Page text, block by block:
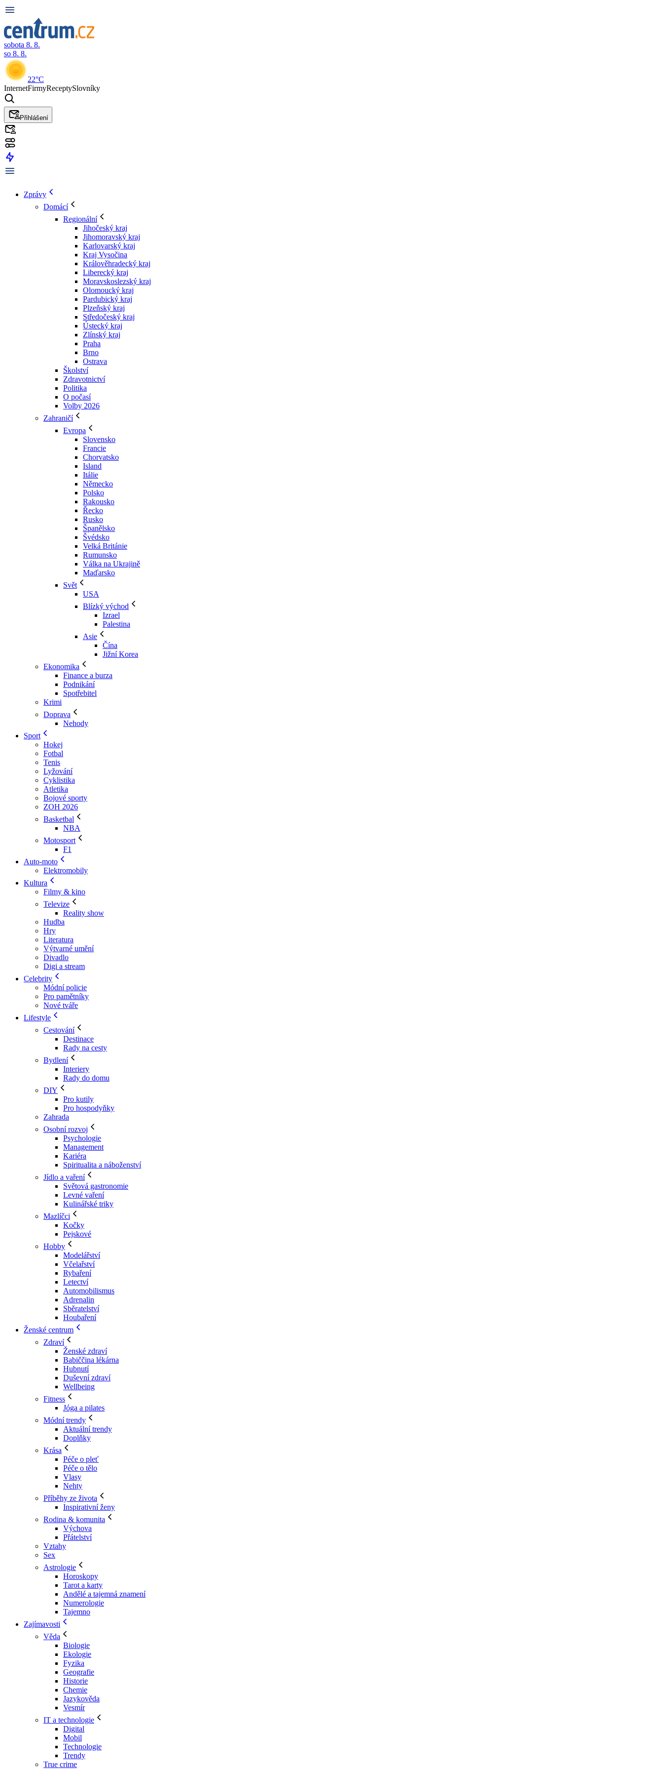
sobota 8. 8.
so 8. 8.
22°C
InternetFirmyReceptySlovníky
Přihlášení
Zprávy
Domácí
Regionální
Jihočeský kraj
Jihomoravský kraj
Karlovarský kraj
Kraj Vysočina
Králověhradecký kraj
Liberecký kraj
Moravskoslezský kraj
Olomoucký kraj
Pardubický kraj
Plzeňský kraj
Středočeský kraj
Ústecký kraj
Zlínský kraj
Praha
Brno
Ostrava
Školství
Zdravotnictví
Politika
O počasí
Volby 2026
Zahraničí
Evropa
Slovensko
Francie
Chorvatsko
Island
Itálie
Německo
Polsko
Rakousko
Řecko
Rusko
Španělsko
Švédsko
Velká Británie
Rumunsko
Válka na Ukrajině
Maďarsko
Svět
USA
Blízký východ
Izrael
Palestina
Asie
Čína
Jižní Korea
Ekonomika
Finance a burza
Podnikání
Spotřebitel
Krimi
Doprava
Nehody
Sport
Hokej
Fotbal
Tenis
Lyžování
Cyklistika
Atletika
Bojové sporty
ZOH 2026
Basketbal
NBA
Motosport
F1
Auto-moto
Elektromobily
Kultura
Filmy & kino
Televize
Reality show
Hudba
Hry
Literatura
Výtvarné umění
Divadlo
Digi a stream
Celebrity
Módní policie
Pro pamětníky
Nové tváře
Lifestyle
Cestování
Destinace
Rady na cesty
Bydlení
Interiery
Rady do domu
DIY
Pro kutily
Pro hospodyňky
Zahrada
Osobní rozvoj
Psychologie
Management
Kariéra
Spiritualita a náboženství
Jídlo a vaření
Světová gastronomie
Levné vaření
Kulinářské triky
Mazlíčci
Kočky
Pejskové
Hobby
Modelářství
Včelařství
Rybaření
Letectví
Automobilismus
Adrenalin
Sběratelství
Houbaření
Ženské centrum
Zdraví
Ženské zdraví
Babiččina lékárna
Hubnutí
Duševní zdraví
Wellbeing
Fitness
Jóga a pilates
Módní trendy
Aktuální trendy
Doplňky
Krása
Péče o pleť
Péče o tělo
Vlasy
Nehty
Příběhy ze života
Inspirativní ženy
Rodina & komunita
Výchova
Přátelství
Vztahy
Sex
Astrologie
Horoskopy
Tarot a karty
Andělé a tajemná znamení
Numerologie
Tajemno
Zajímavosti
Věda
Biologie
Ekologie
Fyzika
Geografie
Historie
Chemie
Jazykověda
Vesmír
IT a technologie
Digital
Mobil
Technologie
Trendy
True crime